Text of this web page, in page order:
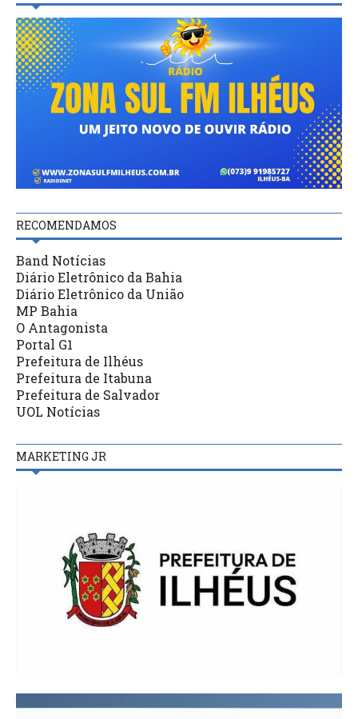
RECOMENDAMOS
Band Notícias
Diário Eletrônico da Bahia
Diário Eletrônico da União
MP Bahia
O Antagonista
Portal G1
Prefeitura de Ilhéus
Prefeitura de Itabuna
Prefeitura de Salvador
UOL Notícias
MARKETING JR